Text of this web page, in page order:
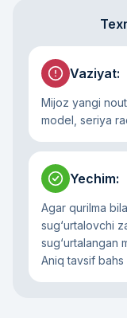
Vaziyat:
Mijoz yangi
model, seriya
Yechim:
Agar qurilma
sug‘urtalovchi
sug‘urtalangan
Aniq tavsif